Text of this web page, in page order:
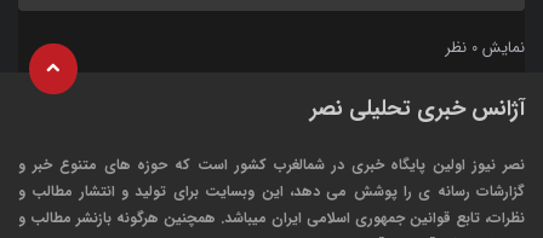
نمایش 0 نظر
آژانس خبری تحلیلی نصر
نصر نیوز اولین پایگاه خبری در شمالغرب کشور است که حوزه های متنوع خبر و
گزارشات رسانه ی را پوشش می دهد، این وبسایت برای تولید و انتشار مطالب و
نظرات، تابع قوانین جمهوری اسلامی ایران میباشد. همچنین هرگونه بازنشر مطالب و